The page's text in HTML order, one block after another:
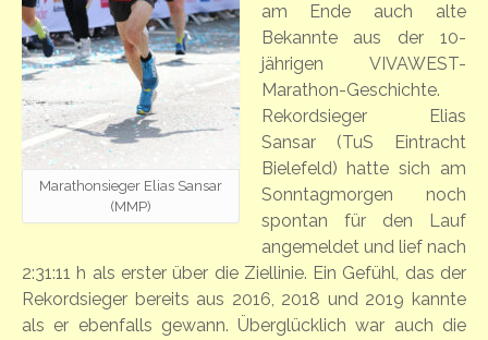
Marathonsieger Elias Sansar
(MMP)
am Ende auch alte
Bekannte aus der 10-
jährigen VIVAWEST-
Marathon-Geschichte.
Rekordsieger Elias
Sansar (TuS Eintracht
Bielefeld) hatte sich am
Sonntagmorgen noch
spontan für den Lauf
angemeldet und lief nach
2:31:11 h als erster über die Ziellinie. Ein Gefühl, das der
Rekordsieger bereits aus 2016, 2018 und 2019 kannte
als er ebenfalls gewann. Überglücklich war auch die